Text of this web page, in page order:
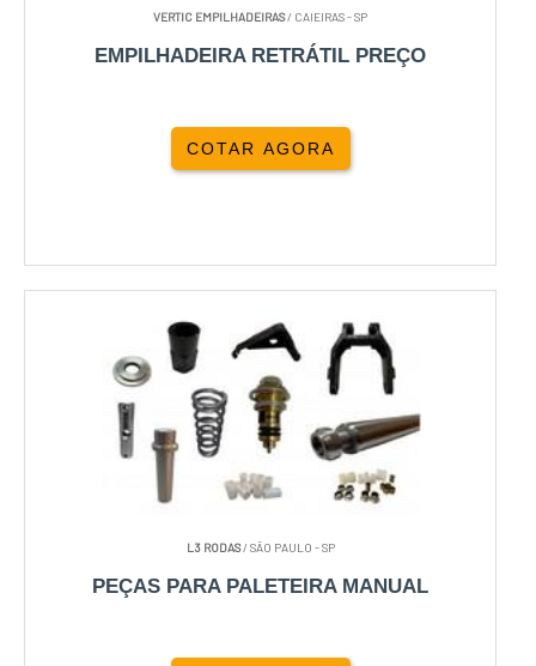
VERTIC EMPILHADEIRAS/ CAIEIRAS - SP
EMPILHADEIRA RETRÁTIL PREÇO
COTAR AGORA
L3 RODAS/ SÃO PAULO - SP
PEÇAS PARA PALETEIRA MANUAL